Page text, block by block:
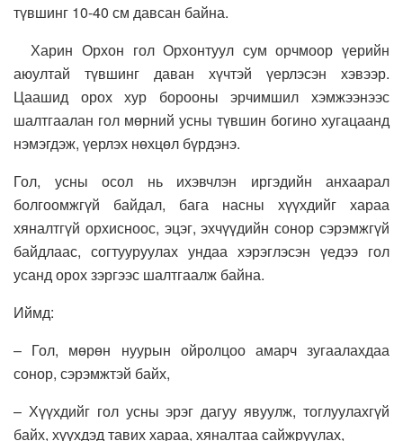
түвшинг 10-40 см давсан байна.
Харин Орхон гол Орхонтуул сум орчмоор үерийн
аюултай түвшинг даван хүчтэй үерлэсэн хэвээр.
Цаашид орох хур борооны эрчимшил хэмжээнээс
шалтгаалан гол мөрний усны түвшин богино хугацаанд
нэмэгдэж, үерлэх нөхцөл бүрдэнэ.
Гол, усны осол нь ихэвчлэн иргэдийн анхаарал
болгоомжгүй байдал, бага насны хүүхдийг хараа
хяналтгүй орхисноос, эцэг, эхчүүдийн сонор сэрэмжгүй
байдлаас, согтууруулах ундаа хэрэглэсэн үедээ гол
усанд орох зэргээс шалтгаалж байна.
Иймд:
– Гол, мөрөн нуурын ойролцоо амарч зугаалахдаа
сонор, сэрэмжтэй байх,
– Хүүхдийг гол усны эрэг дагуу явуулж, тоглуулахгүй
байх, хүүхдэд тавих хараа, хяналтаа сайжруулах,